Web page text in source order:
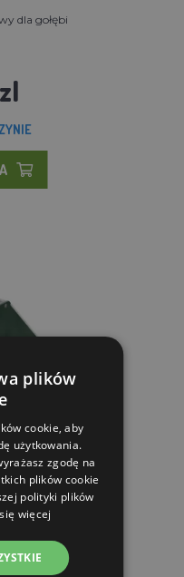
dla gołębi
modułowy
plików
cookie, aby
użytkowania.
zgodę na
plików cookie
polityki plików
więcej